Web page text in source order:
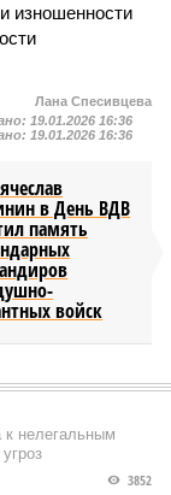
изношенности
Лана Спесивцева
19.01.2026 16:36
19.01.2026 16:36
в День ВДВ
память
войск
к нелегальным
3852